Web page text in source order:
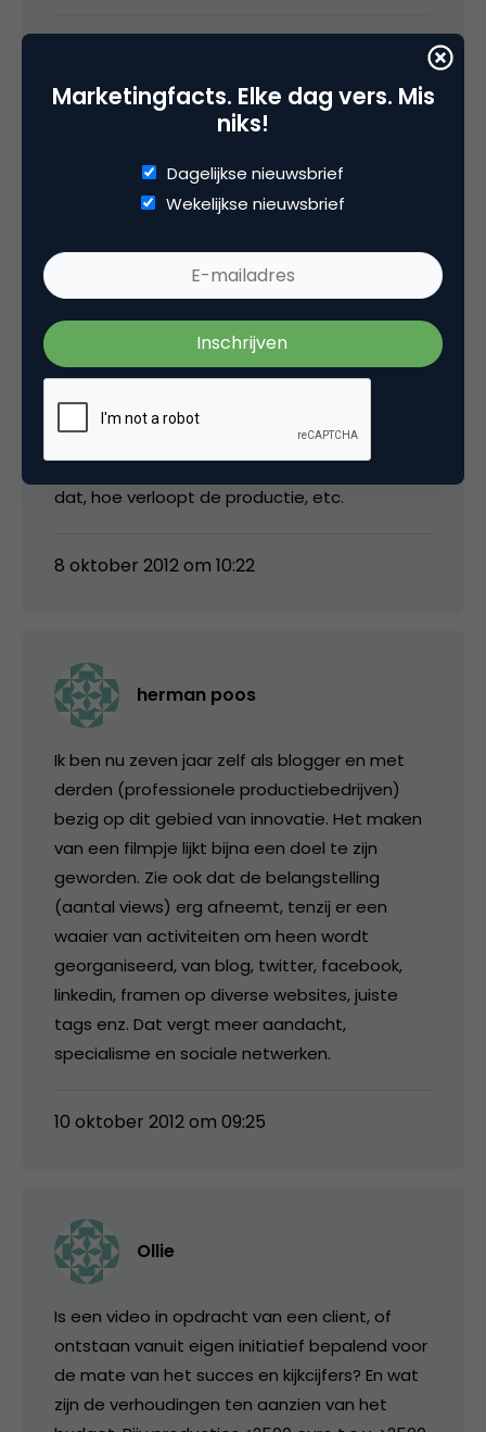
bramkoster
uitgevoerd. Deze oproep is bedoeld om input
te vergaren voor de richting van het
onderzoek, specifieke vragen, etc.
Ik vermoed dat Quadia niet zozeer zal
inzoomen op specifieke cases, maar meer op
de algemene ontwikkelingen: hoeveel
bedrijven zetten online video in, hoe doen ze
dat, hoe verloopt de productie, etc.
8 oktober 2012 om 10:22
herman poos
Ik ben nu zeven jaar zelf als blogger en met
derden (professionele productiebedrijven)
bezig op dit gebied van innovatie. Het maken
van een filmpje lijkt bijna een doel te zijn
geworden. Zie ook dat de belangstelling
(aantal views) erg afneemt, tenzij er een
waaier van activiteiten om heen wordt
georganiseerd, van blog, twitter, facebook,
linkedin, framen op diverse websites, juiste
tags enz. Dat vergt meer aandacht,
specialisme en sociale netwerken.
10 oktober 2012 om 09:25
Ollie
Is een video in opdracht van een client, of
ontstaan vanuit eigen initiatief bepalend voor
de mate van het succes en kijkcijfers? En wat
zijn de verhoudingen ten aanzien van het
Marketingfacts. Elke dag vers. Mis
niks!
Dagelijkse nieuwsbrief
Wekelijkse nieuwsbrief